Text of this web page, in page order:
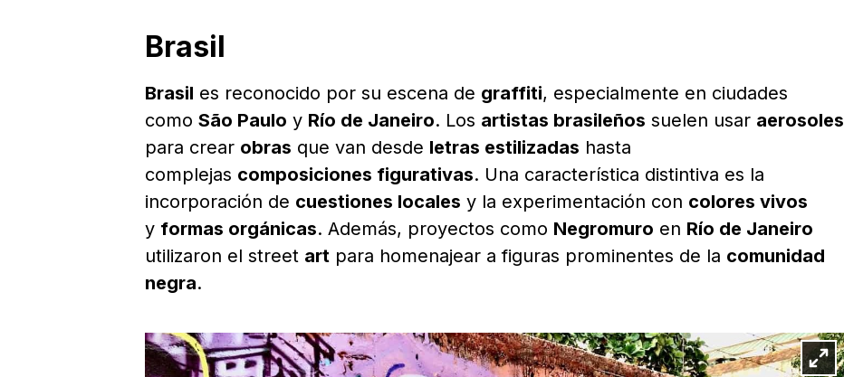
Brasil
Brasil es reconocido por su escena de graffiti, especialmente en ciudades
como São Paulo y Río de Janeiro. Los artistas brasileños suelen usar aerosoles
para crear obras que van desde letras estilizadas hasta
complejas composiciones figurativas. Una característica distintiva es la
incorporación de cuestiones locales y la experimentación con colores vivos
y formas orgánicas. Además, proyectos como Negromuro en Río de Janeiro
utilizaron el street art para homenajear a figuras prominentes de la comunidad
negra.